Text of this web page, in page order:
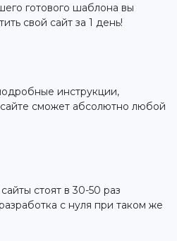
готового шаблона вы
свой сайт за 1 день!
инструкции,
сайте сможет абсолютно любой
стоят в 30-50 раз
с нуля при таком же